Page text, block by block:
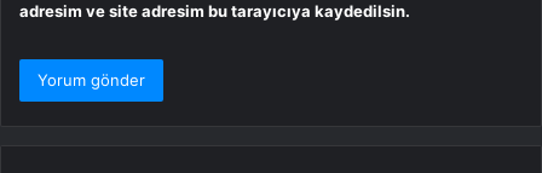
adresim ve site adresim bu tarayıcıya kaydedilsin.